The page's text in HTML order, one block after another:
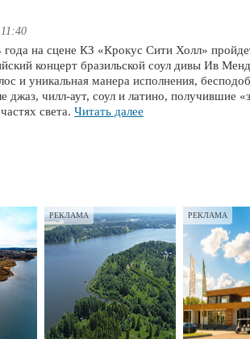
года на сцене КЗ «Крокус Сити Холл»
концерт бразильской соул дивы Ив
и уникальная манера исполнения,
джаз, чилл-аут, соул и латино, получившие
света. Читать далее
РЕКЛАМА РЕКЛАМА